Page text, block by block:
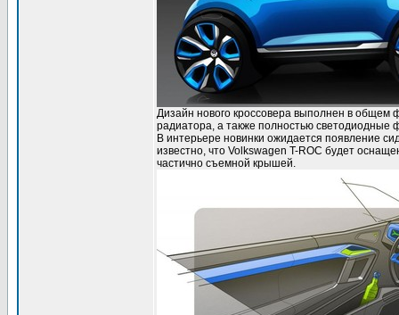
Дизайн нового кроссовера выполнен в общем
радиатора, а также полностью
В интерьере новинки ожидается появление
известно, что Volkswagen T-ROC будет
частично съемной крышей.